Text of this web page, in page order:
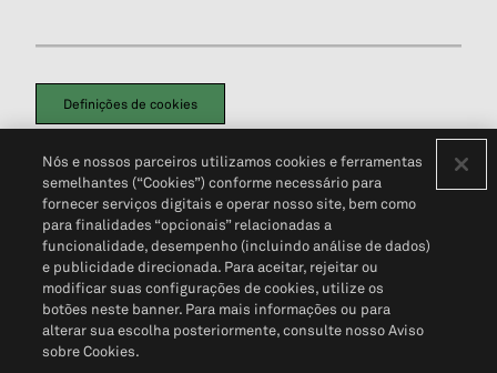
Definições de cookies
Política de PrivacidadePortal de privacidade do cliente (em inglês)
Não Venda Minhas Informações Pessoais© 2026 S&P Global
Nós e nossos parceiros utilizamos cookies e ferramentas
semelhantes (“Cookies”) conforme necessário para
fornecer serviços digitais e operar nosso site, bem como
para finalidades “opcionais” relacionadas a
funcionalidade, desempenho (incluindo análise de dados)
e publicidade direcionada. Para aceitar, rejeitar ou
modificar suas configurações de cookies, utilize os
botões neste banner. Para mais informações ou para
alterar sua escolha posteriormente, consulte nosso Aviso
sobre Cookies.